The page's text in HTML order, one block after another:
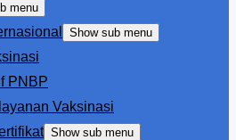
menu
Show sub menu
PNBP
Vaksinasi
Show sub menu